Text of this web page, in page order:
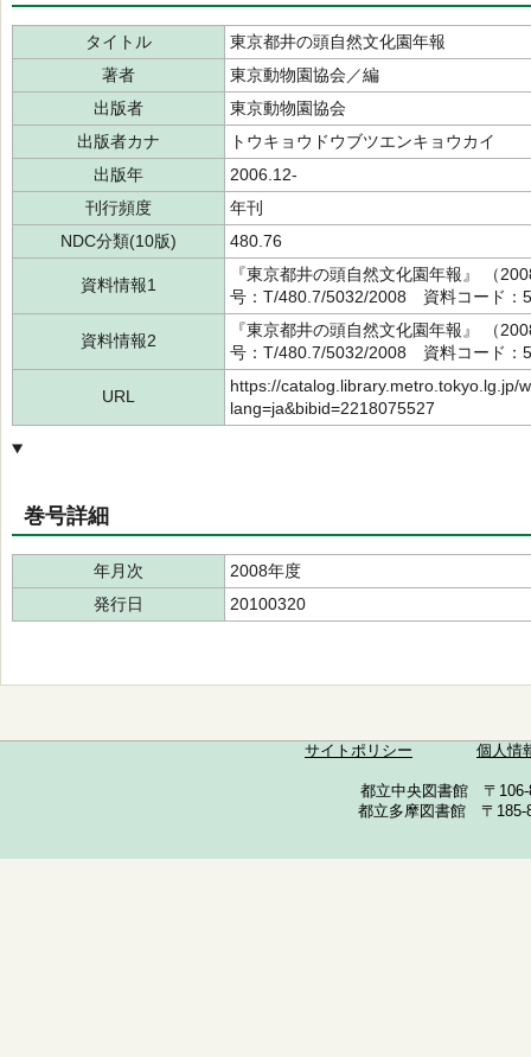
タイトル
東京都井の頭自然文化園年報
著者
東京動物園協会／編
出版者
東京動物園協会
出版者カナ
トウキョウドウブツエンキョウカイ
出版年
2006.12-
刊行頻度
年刊
NDC分類(10版)
480.76
資料情報1
『東京都井の頭自然文化園年報』 （
号：T/480.7/5032/2008 資料コード：
資料情報2
『東京都井の頭自然文化園年報』 （
号：T/480.7/5032/2008 資料コード：
URL
https://catalog.library.metro.tokyo.lg.jp/
lang=ja&bibid=2218075527
巻号詳細
年月次
2008年度
発行日
20100320
サイトポリシー 個人情
都立中央図書館 〒
都立多摩図書館 〒185-